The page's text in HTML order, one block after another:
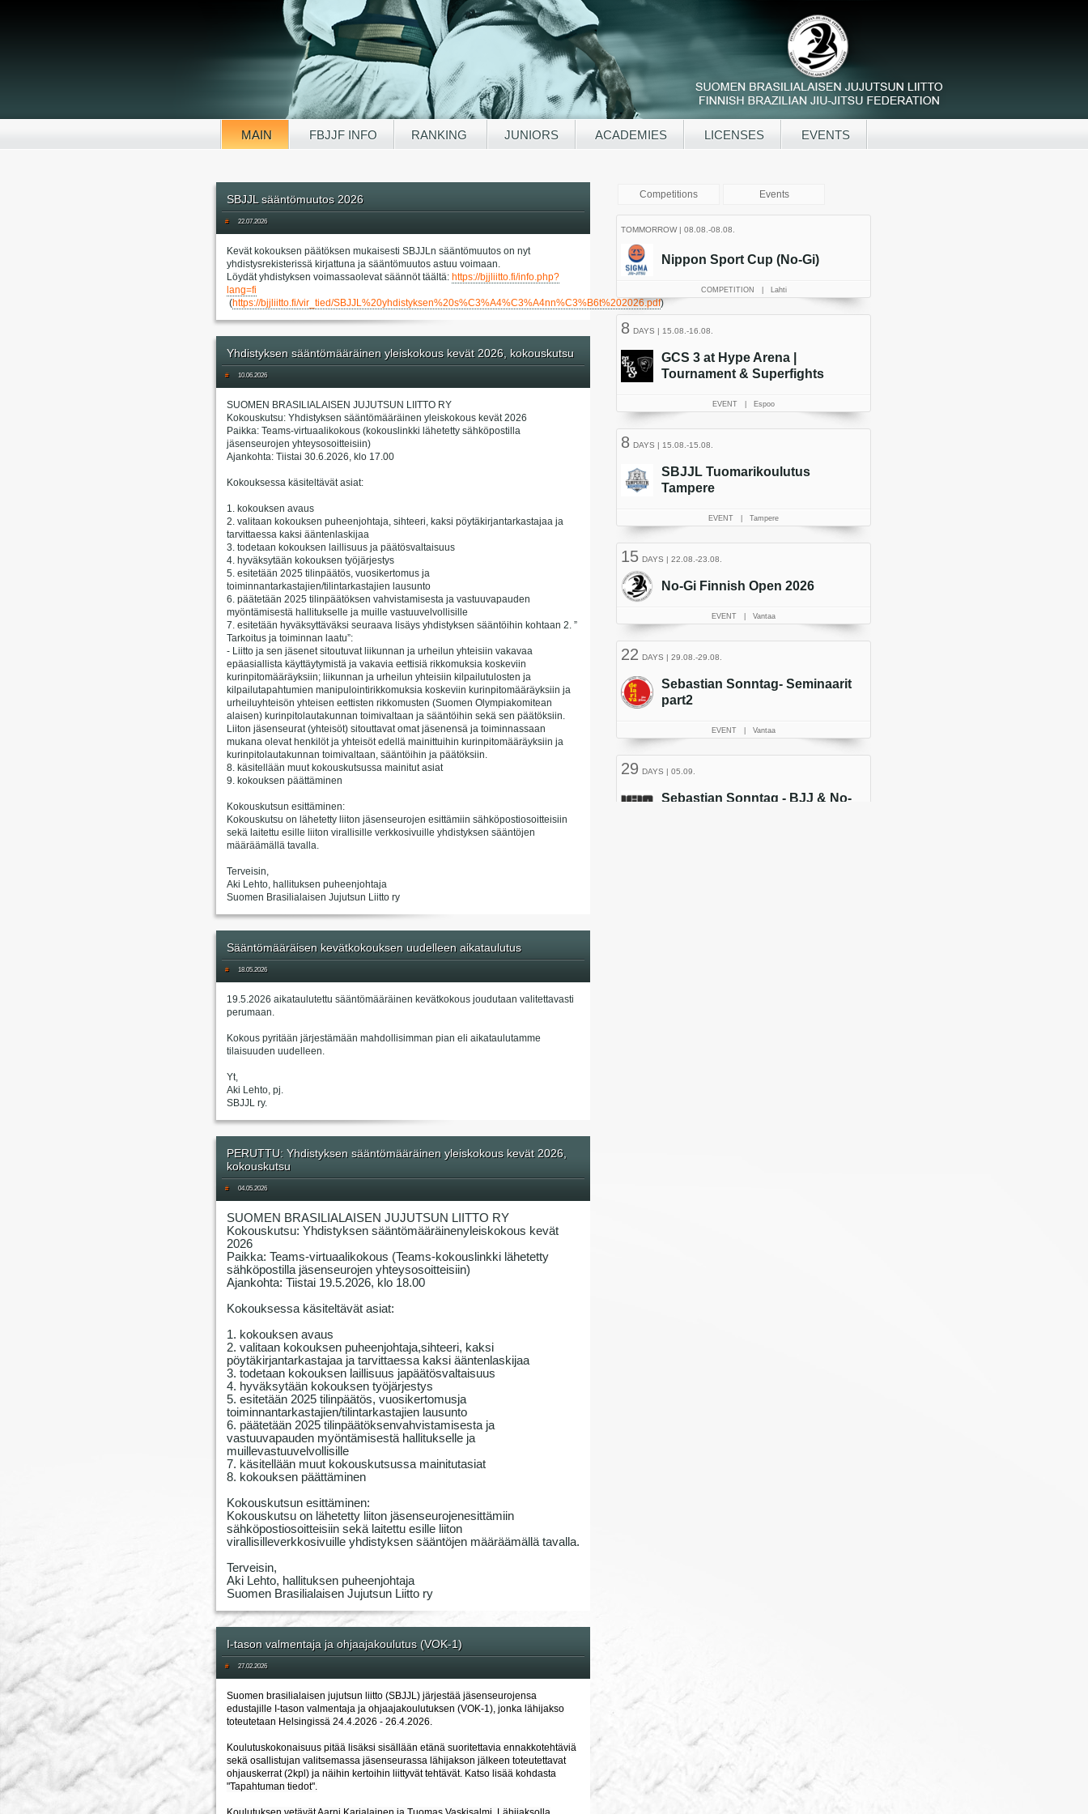
MAIN FBJJF INFO RANKING JUNIORS ACADEMIES LICENSES EVENTS
SBJJL sääntömuutos 2026
# 22.07.2026
Kevät kokouksen päätöksen mukaisesti SBJJLn sääntömuutos on nyt
yhdistysrekisterissä kirjattuna ja sääntömuutos astuu voimaan.
Löydät yhdistyksen voimassaolevat säännöt täältä: https://bjjliitto.fi/info.php?
lang=fi
(https://bjjliitto.fi/vir_tied/SBJJL%20yhdistyksen%20s%C3%A4%C3%A4nn%C3%B6t%202026.pdf)
Yhdistyksen sääntömääräinen yleiskokous kevät 2026, kokouskutsu
# 10.06.2026
SUOMEN BRASILIALAISEN JUJUTSUN LIITTO RY
Kokouskutsu: Yhdistyksen sääntömääräinen yleiskokous kevät 2026
Paikka: Teams-virtuaalikokous (kokouslinkki lähetetty sähköpostilla
jäsenseurojen yhteysosoitteisiin)
Ajankohta: Tiistai 30.6.2026, klo 17.00
Kokouksessa käsiteltävät asiat:
1. kokouksen avaus
2. valitaan kokouksen puheenjohtaja, sihteeri, kaksi pöytäkirjantarkastajaa ja
tarvittaessa kaksi ääntenlaskijaa
3. todetaan kokouksen laillisuus ja päätösvaltaisuus
4. hyväksytään kokouksen työjärjestys
5. esitetään 2025 tilinpäätös, vuosikertomus ja
toiminnantarkastajien/tilintarkastajien lausunto
6. päätetään 2025 tilinpäätöksen vahvistamisesta ja vastuuvapauden
myöntämisestä hallitukselle ja muille vastuuvelvollisille
7. esitetään hyväksyttäväksi seuraava lisäys yhdistyksen sääntöihin kohtaan 2. ”
Tarkoitus ja toiminnan laatu”:
- Liitto ja sen jäsenet sitoutuvat liikunnan ja urheilun yhteisiin vakavaa
epäasiallista käyttäytymistä ja vakavia eettisiä rikkomuksia koskeviin
kurinpitomääräyksiin; liikunnan ja urheilun yhteisiin kilpailutulosten ja
kilpailutapahtumien manipulointirikkomuksia koskeviin kurinpitomääräyksiin ja
urheiluyhteisön yhteisen eettisten rikkomusten (Suomen Olympiakomitean
alaisen) kurinpitolautakunnan toimivaltaan ja sääntöihin sekä sen päätöksiin.
Liiton jäsenseurat (yhteisöt) sitouttavat omat jäsenensä ja toiminnassaan
mukana olevat henkilöt ja yhteisöt edellä mainittuihin kurinpitomääräyksiin ja
kurinpitolautakunnan toimivaltaan, sääntöihin ja päätöksiin.
8. käsitellään muut kokouskutsussa mainitut asiat
9. kokouksen päättäminen
Kokouskutsun esittäminen:
Kokouskutsu on lähetetty liiton jäsenseurojen esittämiin sähköpostiosoitteisiin
sekä laitettu esille liiton virallisille verkkosivuille yhdistyksen sääntöjen
määräämällä tavalla.
Terveisin,
Aki Lehto, hallituksen puheenjohtaja
Suomen Brasilialaisen Jujutsun Liitto ry
Sääntömääräisen kevätkokouksen uudelleen aikataulutus
# 18.05.2026
19.5.2026 aikataulutettu sääntömääräinen kevätkokous joudutaan valitettavasti
perumaan.
Kokous pyritään järjestämään mahdollisimman pian eli aikataulutamme
tilaisuuden uudelleen.
Yt,
Aki Lehto, pj.
SBJJL ry.
PERUTTU: Yhdistyksen sääntömääräinen yleiskokous kevät 2026,
kokouskutsu
# 04.05.2026
SUOMEN BRASILIALAISEN JUJUTSUN LIITTO RY
Kokouskutsu: Yhdistyksen sääntömääräinenyleiskokous kevät
2026
Paikka: Teams-virtuaalikokous (Teams-kokouslinkki lähetetty
sähköpostilla jäsenseurojen yhteysosoitteisiin)
Ajankohta: Tiistai 19.5.2026, klo 18.00
Kokouksessa käsiteltävät asiat:
1. kokouksen avaus
2. valitaan kokouksen puheenjohtaja,sihteeri, kaksi
pöytäkirjantarkastajaa ja tarvittaessa kaksi ääntenlaskijaa
3. todetaan kokouksen laillisuus japäätösvaltaisuus
4. hyväksytään kokouksen työjärjestys
5. esitetään 2025 tilinpäätös, vuosikertomusja
toiminnantarkastajien/tilintarkastajien lausunto
6. päätetään 2025 tilinpäätöksenvahvistamisesta ja
vastuuvapauden myöntämisestä hallitukselle ja
muillevastuuvelvollisille
7. käsitellään muut kokouskutsussa mainitutasiat
8. kokouksen päättäminen
Kokouskutsun esittäminen:
Kokouskutsu on lähetetty liiton jäsenseurojenesittämiin
sähköpostiosoitteisiin sekä laitettu esille liiton
virallisilleverkkosivuille yhdistyksen sääntöjen määräämällä tavalla.
Terveisin,
Aki Lehto, hallituksen puheenjohtaja
Suomen Brasilialaisen Jujutsun Liitto ry
I-tason valmentaja ja ohjaajakoulutus (VOK-1)
# 27.02.2026
Suomen brasilialaisen jujutsun liitto (SBJJL) järjestää jäsenseurojensa
edustajille I-tason valmentaja ja ohjaajakoulutuksen (VOK-1), jonka lähijakso
toteutetaan Helsingissä 24.4.2026 - 26.4.2026.
Koulutuskokonaisuus pitää lisäksi sisällään etänä suoritettavia ennakkotehtäviä
sekä osallistujan valitsemassa jäsenseurassa lähijakson jälkeen toteutettavat
ohjauskerrat (2kpl) ja näihin kertoihin liittyvät tehtävät. Katso lisää kohdasta
"Tapahtuman tiedot".